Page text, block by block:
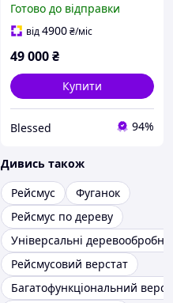
швидкості
Готово до відправки
від4900₴/міс
49 000₴
Купити
Blessed 94%
Дивись також
Рейсмус
Фуганок
Рейсмус по дереву
Універсальні деревообробні
Рейсмусовий верстат
Багатофункціональний